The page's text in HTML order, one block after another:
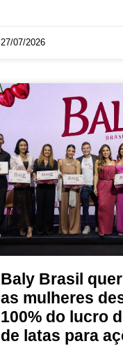
27/07/2026
Baly Brasil
as mulheres
100% do lucro
de latas para